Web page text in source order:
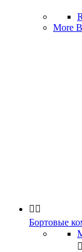
More
 
Бортовые
